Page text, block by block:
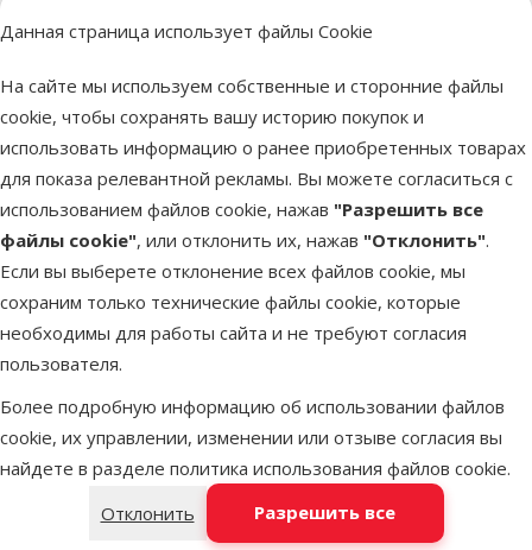
Данная страница использует файлы Cookie
На сайте мы используем собственные и сторонние файлы
cookie, чтобы сохранять вашу историю покупок и
использовать информацию о ранее приобретенных товарах
для показа релевантной рекламы. Вы можете согласиться с
использованием файлов cookie, нажав "Разрешить все
файлы cookie", или отклонить их, нажав "Отклонить".
Если вы выберете отклонение всех файлов cookie, мы
сохраним только технические файлы cookie, которые
необходимы для работы сайта и не требуют согласия
пользователя.
Более подробную информацию об использовании файлов
cookie, их управлении, изменении или отзыве согласия вы
найдете в разделе политика использования файлов cookie.
Отклонить
Разрешить все
Цвет
Тип декорации
Грунт
Тип декорации
Цена
7,99 €
Цена
Добавить в
корзину
Похожие продукты
Temple Ruins, 7,5 см
Цена
6,99 €